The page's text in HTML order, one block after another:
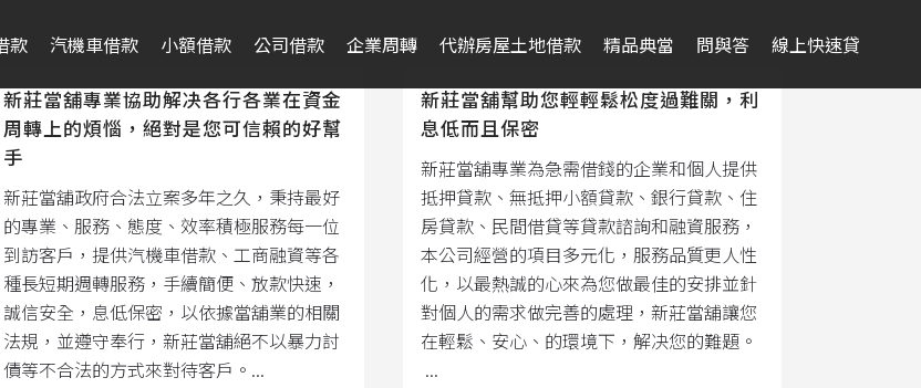
款 汽機車借款 小額借款 公司借款 企業周轉 代辦房屋土地借款 精品典當 問與答 線上快速貸
新莊當舖專業協助解决各行各業在資金
周轉上的煩惱，絕對是您可信賴的好幫
手
新莊當舖政府合法立案多年之久，秉持最好
的專業、服務、態度、效率積極服務每一位
到訪客戶，提供汽機車借款、工商融資等各
種長短期週轉服務，手續簡便、放款快速，
誠信安全，息低保密，以依據當舖業的相關
法規，並遵守奉行，新莊當舖絕不以暴力討
債等不合法的方式來對待客戶。...
新莊當舖幫助您輕輕鬆松度過難關，利
息低而且保密
新莊當舖專業為急需借錢的企業和個人提供
抵押貸款、無抵押小額貸款、銀行貸款、住
房貸款、民間借貸等貸款諮詢和融資服務，
本公司經營的項目多元化，服務品質更人性
化，以最熱誠的心來為您做最佳的安排並針
對個人的需求做完善的處理，新莊當舖讓您
在輕鬆、安心、的環境下，解决您的難題。
...